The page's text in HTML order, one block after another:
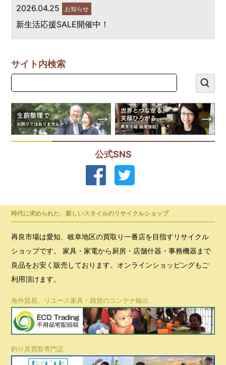
2026.04.25 お知らせ
新生活応援SALE開催中！
サイト内検索
公式SNS
時代に求められた、新しいスタイルのリサイクルショップ
再良市場は愛知、岐阜地区の買取り一番店を目指すリサイクル
ショップです。 家具・家電から厨房・店舗什器・事務機器まで
良品をお安く販売しております。オンラインショッピングもご
利用頂けます。
海外貿易、リユース家具・雑貨のコンテナ輸出
釣り具買取専門店